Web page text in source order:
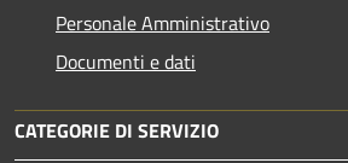
Personale Amministrativo
Documenti e dati
CATEGORIE DI SERVIZIO